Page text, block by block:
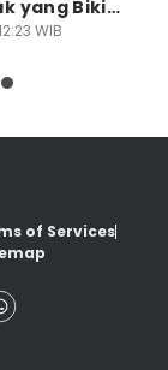
yang Bikin
di Jalan
WIB
of Services